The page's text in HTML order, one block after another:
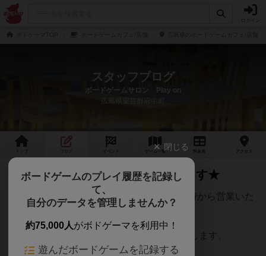
スタッフブログ
ボードゲームサロン Play on
広島県安芸郡府中町
ゲーム 一覧 料金 アクセス
★2月20日は15時から営業いたします★
2月20日木曜日は、まことに勝手ながら15時から営業いた
お間違えの無いよう、よろしくお願いいたします。
閉じる
ボードゲームのプレイ履歴を記録し
て、
自分のデータを管理しませんか？
約75,000人がボドゲーマを利用中！
遊んだボードゲームを記録する